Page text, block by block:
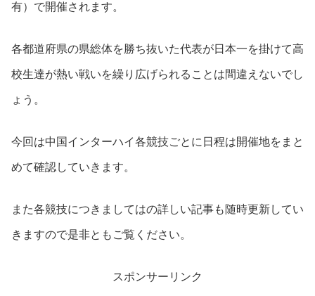
有）で開催されます。
各都道府県の県総体を勝ち抜いた代表が日本一を掛けて高
校生達が熱い戦いを繰り広げられることは間違えないでし
ょう。
今回は中国インターハイ各競技ごとに日程は開催地をまと
めて確認していきます。
また各競技につきましてはの詳しい記事も随時更新してい
きますので是非ともご覧ください。
スポンサーリンク